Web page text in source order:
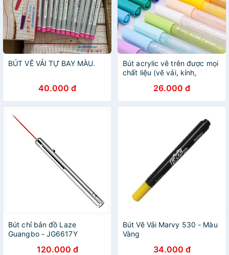
BÚT VẼ VẢI TỰ BAY MÀU.
40.000 đ
Bút acrylic vẽ trên được mọi
chất liệu (vẽ vải, kính,
26.000 đ
Bút chỉ bản đồ Laze
Guangbo - JG6617Y
120.000 đ
Bút Vẽ Vải Marvy 530 - Màu
Vàng
34.000 đ